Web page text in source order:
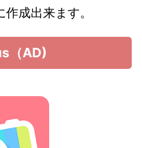
成出来ます。
（AD)